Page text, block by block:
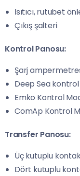
Isıtıcı, rutubet
Çıkış şalteri
Kontrol Panosu:
Şarj
Deep Sea
Emko Kontrol
ComAp Kontrol
Transfer Panosu:
Üç kutuplu
Dört kutuplu